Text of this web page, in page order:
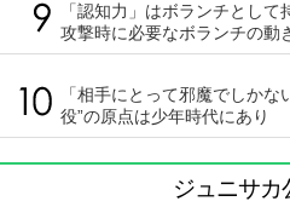
「認知力」はボランチとして
攻撃時に必要なボランチの動
「相手にとって邪魔でしか
役”の原点は少年時代にあり
ジュニサカ